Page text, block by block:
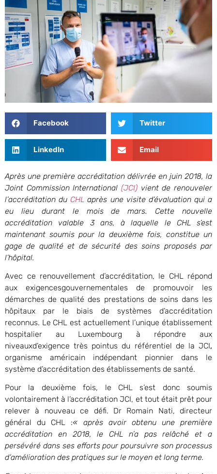
Facebook Twitter
LinkedIn Email
Après une première accréditation délivrée en juin 2018, la
Joint Commission International (JCI) vient de renouveler
l’accréditation duCHLaprès une visite d’évaluation qui a
eu lieu durant le mois de mars. Cette nouvelle
accréditation valable 3 ans, à laquelle le CHL s’est
maintenant soumis pour la deuxième fois, constitue un
gage de qualité et de sécurité des soins proposés par
l’hôpital.
Avec ce renouvellement d’accréditation, le CHL répond
aux exigencesgouvernementales de promouvoir les
démarches de qualité des prestations de soins dans les
hôpitaux par le biais de systèmes d’accréditation
reconnus. Le CHL est actuellement l’unique établissement
hospitalier au Luxembourg à répondre aux
niveauxd’exigence très pointus du référentiel de la JCI,
organisme américain indépendant pionnier dans le
système d’accréditation des établissements de santé.
Pour la deuxième fois, le CHL s’est donc soumis
volontairement à l’accréditation JCI, et tout était prêt pour
relever à nouveau ce défi. Dr Romain Nati, directeur
général du CHL :« après avoir obtenu une première
accréditation en 2018, le CHL n’a pas relâché et a
persévéré dans ses efforts pour poursuivre son processus
d’amélioration des pratiques sur le moyen et long terme.